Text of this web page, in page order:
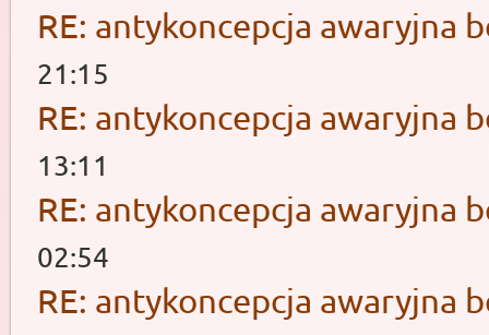
RE: antykoncepcja awaryjna
21:15
RE: antykoncepcja awaryjna
13:11
RE: antykoncepcja awaryjna
02:54
RE: antykoncepcja awaryjna